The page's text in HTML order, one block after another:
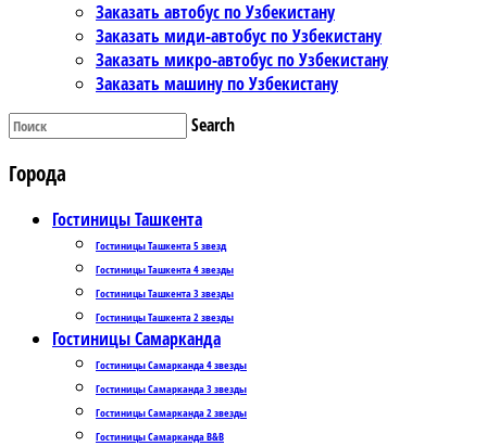
Заказать автобус по Узбекистану
Заказать миди-автобус по Узбекистану
Заказать микро-автобус по Узбекистану
Заказать машину по Узбекистану
Search
Города
Гостиницы Ташкента
Гостиницы Ташкента 5 звезд
Гостиницы Ташкента 4 звезды
Гостиницы Ташкента 3 звезды
Гостиницы Ташкента 2 звезды
Гостиницы Самарканда
Гостиницы Самарканда 4 звезды
Гостиницы Самарканда 3 звезды
Гостиницы Самарканда 2 звезды
Гостиницы Самарканда B&B